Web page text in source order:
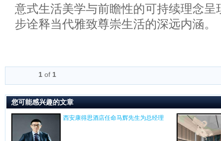
意式生活美学与前瞻性的可持续理念
步诠释当代雅致尊崇生活的深远内涵。
1 of 1
您可能感兴趣的文章
西安康得思酒店任命马辉先生为总经理